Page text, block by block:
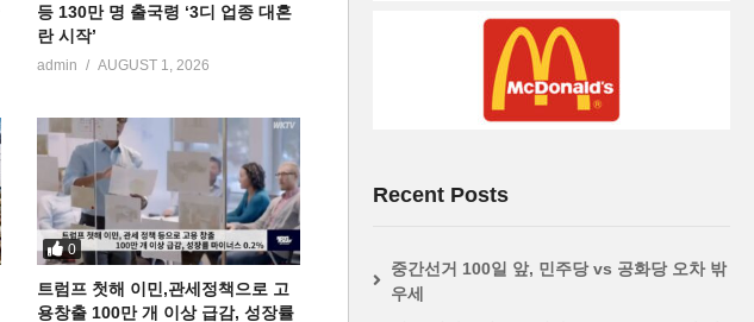
등 130만 명 출국령 ‘3디 업종 대혼
란 시작’
admin AUGUST 1, 2026
0
트럼프 첫해 이민,관세정책으로 고
용창출 100만 개 이상 급감, 성장률
Recent Posts
중간선거 100일 앞, 민주당 vs 공화당 오차 밖
우세